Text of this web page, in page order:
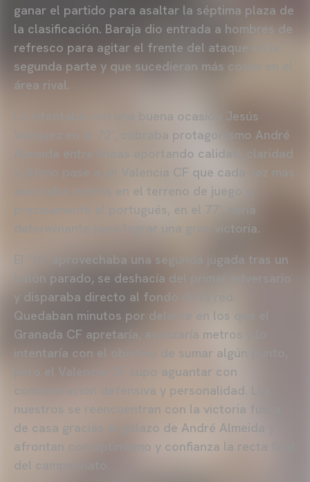
ganar el partido para asaltar la séptima plaza de
la clasificación. Baraja dio entrada a hombres de
refresco para agitar el frente del ataque en la
segunda parte y que sucedieran más cosas en el
área rival.
Lo intentaba con una buena ocasión Jesús
Vázquez en el 72’, cobraba protagonismo André
Almeida entre líneas aportando calidad, claridad
y último pase a un Valencia CF que cada vez más
avanzaba metros en el terreno de juego y,
precisamente el portugués, en el 77’, sería
determinante para lograr una gran victoria.
El ‘10’ aprovechaba una segunda jugada tras un
balón parado, se deshacía del primer adversario
y disparaba directo al fondo de la red.
Quedaban minutos por delante en los que el
Granada CF apretaría, avanzaría metros y lo
intentaría con el objetivo de sumar algún punto,
pero el Valencia CF supo aguantar con
concentración defensiva y personalidad. Los
nuestros se reencuentran con la victoria fuera
de casa gracias al golazo de André Almeida y
afrontan con optimismo y confianza la recta final
del campeonato.